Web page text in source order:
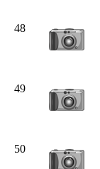
48
49
50